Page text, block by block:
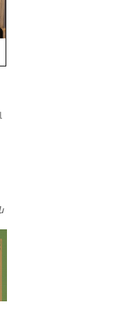
Դատել…